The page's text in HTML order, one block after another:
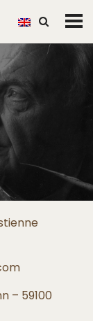
– 59100